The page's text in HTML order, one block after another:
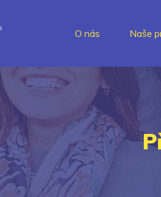
O nás Naše